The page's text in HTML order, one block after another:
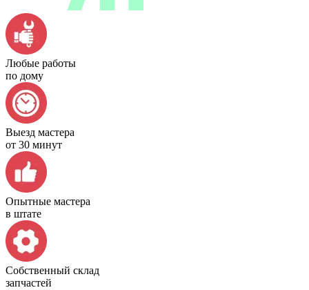
Любые работы
по дому
Выезд мастера
от 30 минут
Опытные мастера
в штате
Собственный склад
запчастей